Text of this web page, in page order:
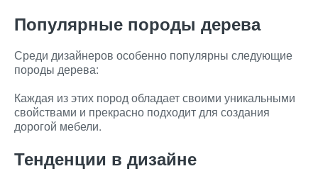
Популярные породы дерева
Среди дизайнеров особенно популярны следующие
породы дерева:
Каждая из этих пород обладает своими уникальными
свойствами и прекрасно подходит для создания
дорогой мебели.
Тенденции в дизайне